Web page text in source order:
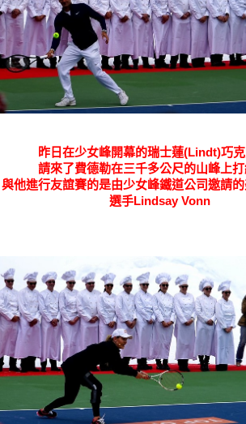
昨日在少女峰開幕的瑞士蓮(Lindt)巧克
請來了費德勒在三千多公尺的山峰上打
與他進行友誼賽的是由少女峰鐵道公司邀請
選手Lindsay Vonn